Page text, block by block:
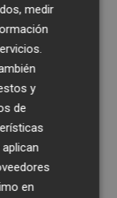
en
de la UE,
tasa
al 10%
las
hasta
de
ellas
medir
y
de
en